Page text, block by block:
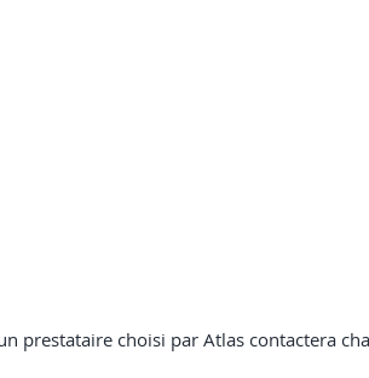
prestataire choisi par Atlas contactera